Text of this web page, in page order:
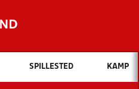
Hvad vil du søge efter?
INDHOLD OG NYHEDER
SPILLESTED KAMP